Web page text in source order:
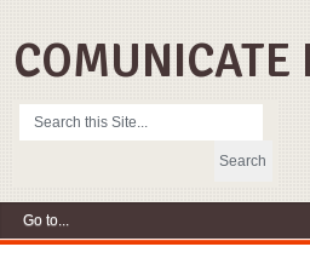
COMUNICATE